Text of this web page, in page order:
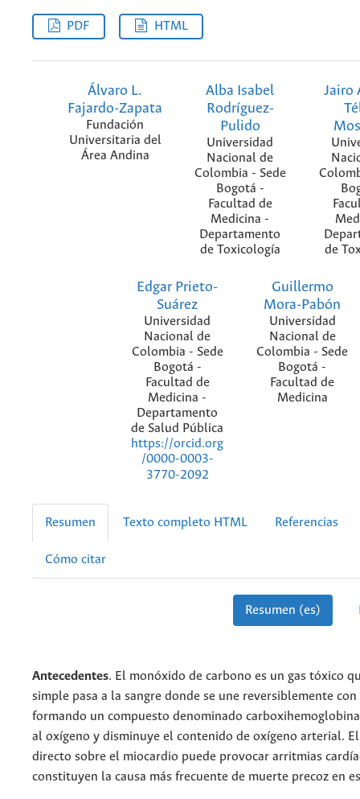
PDF HTML
Álvaro L.
Fajardo-Zapata
Fundación
Universitaria del
Área Andina
Alba Isabel
Rodríguez-
Pulido
Universidad
Nacional de
Colombia - Sede
Bogotá -
Facultad de
Medicina -
Departamento
de Toxicología
Jairo
de
Edgar Prieto-
Suárez
Universidad
Nacional de
Colombia - Sede
Bogotá -
Facultad de
Medicina -
Departamento
de Salud Pública
https://orcid.org
/0000-0003-
3770-2092
Guillermo
Mora-Pabón
Universidad
Nacional de
Colombia - Sede
Bogotá -
Facultad de
Medicina
Resumen Texto completo HTML Referencias
Cómo citar
Resumen (es)
Antecedentes. El monóxido de carbono es un gas tóxico
simple pasa a la sangre donde se une reversiblemente
formando un compuesto denominado
al oxígeno y disminuye el contenido de oxígeno arterial.
directo sobre el miocardio puede provocar arritmias
constituyen la causa más frecuente de muerte precoz en